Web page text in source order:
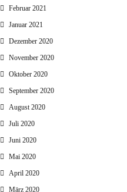
Februar 2021
Januar 2021
Dezember 2020
November 2020
Oktober 2020
September 2020
August 2020
Juli 2020
Juni 2020
Mai 2020
April 2020
März 2020